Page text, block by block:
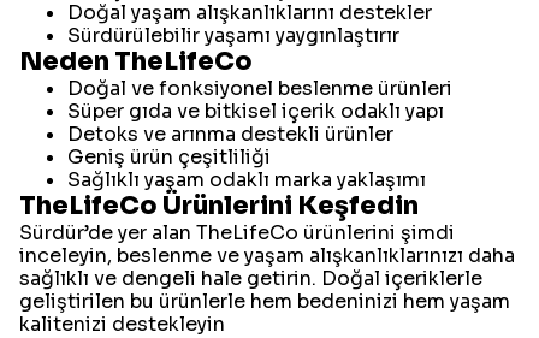
Doğal yaşam alışkanlıklarını destekler
Sürdürülebilir yaşamı yaygınlaştırır
Neden TheLifeCo
Doğal ve fonksiyonel beslenme ürünleri
Süper gıda ve bitkisel içerik odaklı yapı
Detoks ve arınma destekli ürünler
Geniş ürün çeşitliliği
Sağlıklı yaşam odaklı marka yaklaşımı
TheLifeCo Ürünlerini Keşfedin
Sürdür’de yer alan TheLifeCo ürünlerini şimdi
inceleyin, beslenme ve yaşam alışkanlıklarınızı daha
sağlıklı ve dengeli hale getirin. Doğal içeriklerle
geliştirilen bu ürünlerle hem bedeninizi hem yaşam
kalitenizi destekleyin